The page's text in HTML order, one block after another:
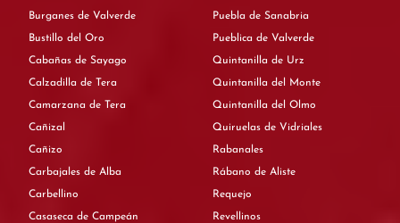
Burganes de Valverde
Bustillo del Oro
Cabañas de Sayago
Calzadilla de Tera
Camarzana de Tera
Cañizal
Cañizo
Carbajales de Alba
Carbellino
Casaseca de Campeán
Puebla de Sanabria
Pueblica de Valverde
Quintanilla de Urz
Quintanilla del Monte
Quintanilla del Olmo
Quiruelas de Vidriales
Rabanales
Rábano de Aliste
Requejo
Revellinos